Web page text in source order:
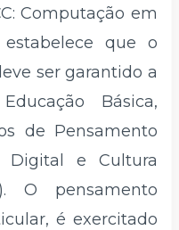
Computação em
que o
ser garantido a
Básica,
de Pensamento
Digital e Cultura
O pensamento
é exercitado